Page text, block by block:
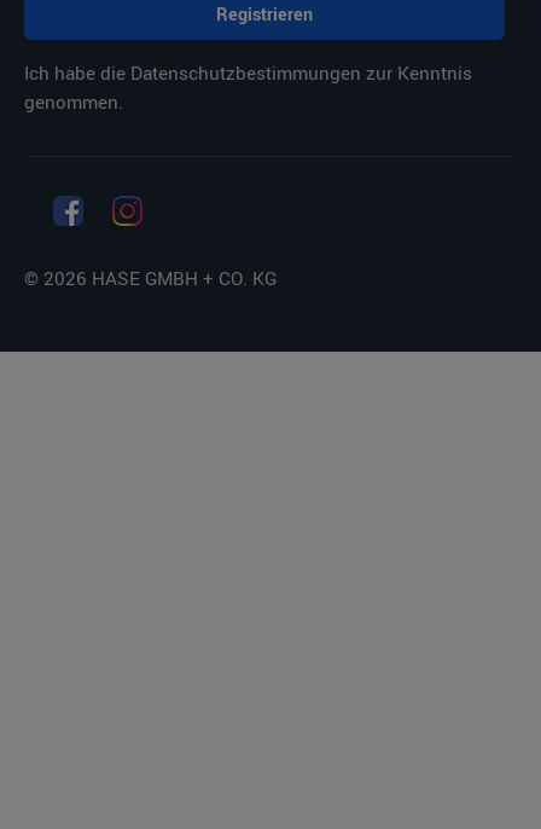
Registrieren
Ich habe die Datenschutzbestimmungen zur Kenntnis
genommen.
© 2026 HASE GMBH + CO. KG